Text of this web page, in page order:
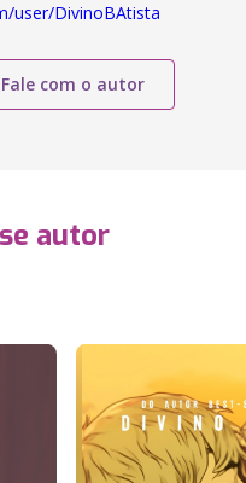
user/DivinoBAtista
Fale com o autor
autor